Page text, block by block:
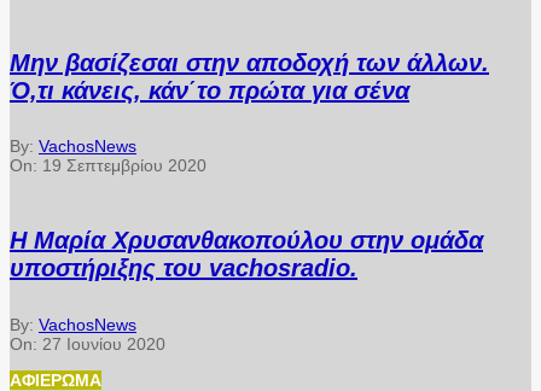
Μην βασίζεσαι στην αποδοχή των άλλων.
Ό,τι κάνεις, κάν΄το πρώτα για σένα
By: VachosNews
On: 19 Σεπτεμβρίου 2020
Η Μαρία Χρυσανθακοπούλου στην ομάδα
υποστήριξης του vachosradio.
By: VachosNews
On: 27 Ιουνίου 2020
ΑΦΙΈΡΩΜΑ